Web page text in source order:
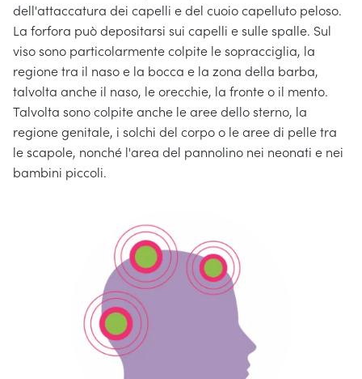
dell'attaccatura dei capelli e del cuoio capelluto peloso.
La forfora può depositarsi sui capelli e sulle spalle. Sul
viso sono particolarmente colpite le sopracciglia, la
regione tra il naso e la bocca e la zona della barba,
talvolta anche il naso, le orecchie, la fronte o il mento.
Talvolta sono colpite anche le aree dello sterno, la
regione genitale, i solchi del corpo o le aree di pelle tra
le scapole, nonché l'area del pannolino nei neonati e nei
bambini piccoli.